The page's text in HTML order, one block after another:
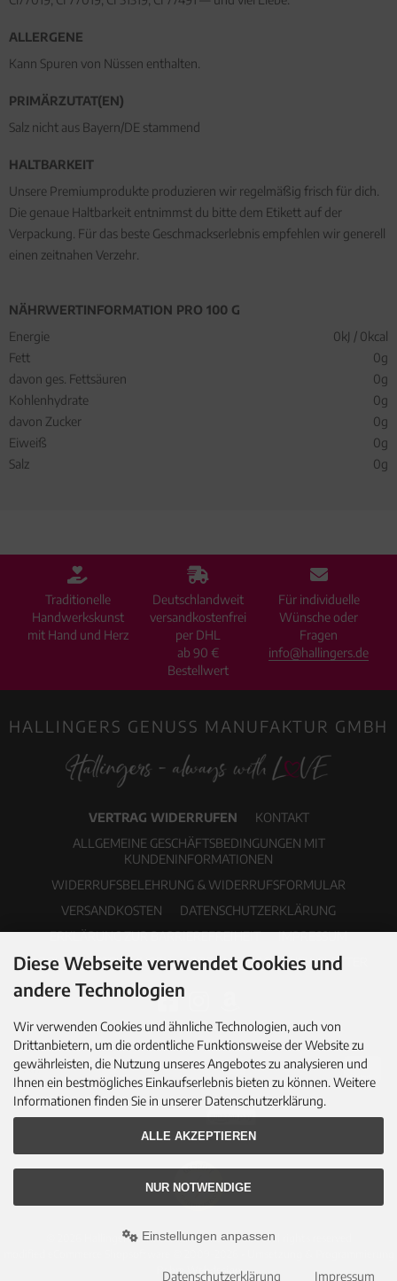
ALLERGENE
Kann Spuren von Nüssen enthalten.
PRIMÄRZUTAT(EN)
Salz nicht aus Bayern/DE stammend
HALTBARKEIT
Unsere Premiumprodukte produzieren wir regelmäßig frisch für dich.
Die genaue Haltbarkeit entnimmst du bitte dem Etikett auf der
Verpackung. Für das beste Geschmackserlebnis empfehlen wir generell
einen zeitnahen Verzehr.
NÄHRWERTINFORMATION PRO 100 G
Energie
0kJ / 0kcal
Fett
0g
davon ges. Fettsäuren
0g
Kohlenhydrate
0g
davon Zucker
0g
Eiweiß
0g
Salz
0g
Traditionelle
Handwerkskunst
mit Hand und Herz
Deutschlandweit
versandkostenfrei
per DHL
ab 90 €
Bestellwert
Für individuelle
Wünsche oder
Fragen
info@hallingers.de
HALLINGERS GENUSS MANUFAKTUR GMBH
VERTRAG WIDERRUFEN
KONTAKT
ALLGEMEINE GESCHÄFTSBEDINGUNGEN MIT
KUNDENINFORMATIONEN
WIDERRUFSBELEHRUNG & WIDERRUFSFORMULAR
VERSANDKOSTEN
DATENSCHUTZERKLÄRUNG
ERKLÄRUNG ZUR BARRIEREFREIHEIT
IMPRESSUM
COOKIE EINSTELLUNGEN
PDF-KATALOG NEWSLETTER
© 2026 Hallingers Genuss Manufaktur GmbH • All rights reserved
Rehm Webdesign
Diese Webseite verwendet Cookies und
andere Technologien
Wir verwenden Cookies und ähnliche Technologien, auch von
Drittanbietern, um die ordentliche Funktionsweise der Website zu
gewährleisten, die Nutzung unseres Angebotes zu analysieren und
Ihnen ein bestmögliches Einkaufserlebnis bieten zu können. Weitere
Informationen finden Sie in unserer Datenschutzerklärung.
ALLE AKZEPTIEREN
NUR NOTWENDIGE
Einstellungen anpassen
Datenschutzerklärung Impressum